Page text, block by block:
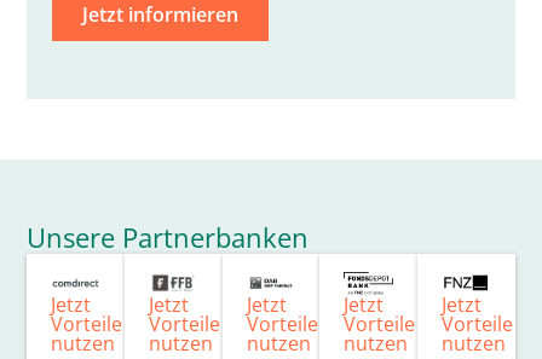
Jetzt informieren
Unsere Partnerbanken
Jetzt
Vorteile
nutzen
Jetzt
Vorteile
nutzen
Jetzt
Vorteile
nutzen
Jetzt
Vorteile
nutzen
Jetzt
Vorteile
nutzen